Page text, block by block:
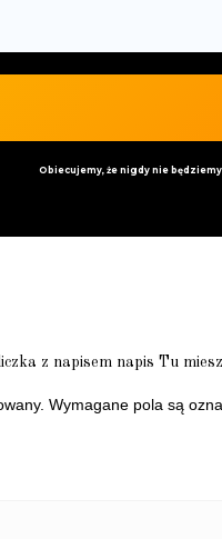
Obiecujemy, że nigdy nie
z napisem napis Tu
Wymagane pola są